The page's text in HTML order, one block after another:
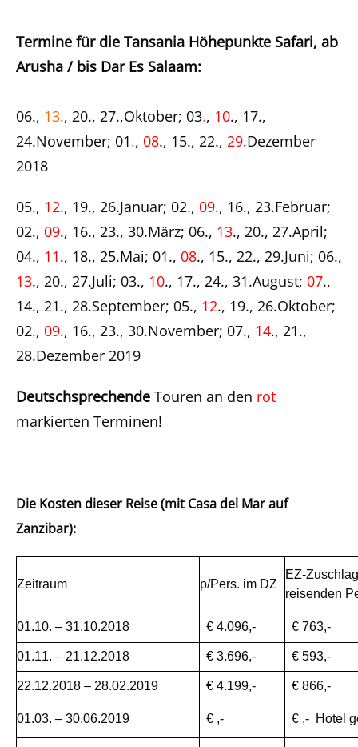
Termine für die Tansania Höhepunkte Safari, ab
Arusha / bis Dar Es Salaam:
06., 13., 20., 27.,Oktober; 03., 10., 17.,
24.November; 01., 08., 15., 22., 29.Dezember
2018
05., 12., 19., 26.Januar; 02., 09., 16., 23.Februar;
02., 09., 16., 23., 30.März; 06., 13., 20., 27.April;
04., 11., 18., 25.Mai; 01., 08., 15., 22., 29.Juni; 06.,
13., 20., 27.Juli; 03., 10., 17., 24., 31.August; 07.,
14., 21., 28.September; 05., 12., 19., 26.Oktober;
02., 09., 16., 23., 30.November; 07., 14., 21.,
28.Dezember 2019
Deutschsprechende Touren an den rot
markierten Terminen!
Die Kosten dieser Reise (mit Casa del Mar auf
Zanzibar):
Zeitraum p/Pers. im DZ
EZ-
reisenden
01.10. – 31.10.2018 € 4.096,- € 763,-
01.11. – 21.12.2018 € 3.696,- € 593,-
22.12.2018 – 28.02.2019 € 4.199,- € 866,-
01.03. – 30.06.2019 € ,- € ,- Hotel